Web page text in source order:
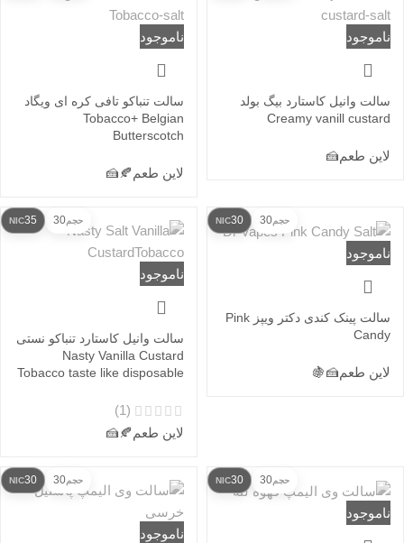
ناموجود
سالت وانیل کاستارد بیگ بولد
Creamy vanill custard
لاین طعم🍰
ناموجود
سالت تنباکو تافی کره ای ویگاد
Tobacco+ Belgian
Butterscotch
لاین طعم 🍂
🍰
حجم30
30
NIC
ناموجود
سالت پینک کندی دکتر ویپز Pink
Candy
لاین طعم🍰
🍇
حجم30
35
NIC
ناموجود
سالت وانیل کاستارد تنباکو نستی
Nasty Vanilla Custard
Tobacco taste like disposable
(1)
لاین طعم 🍂
🍰
حجم30
30
NIC
ناموجود
حجم30
30
NIC
ناموجود